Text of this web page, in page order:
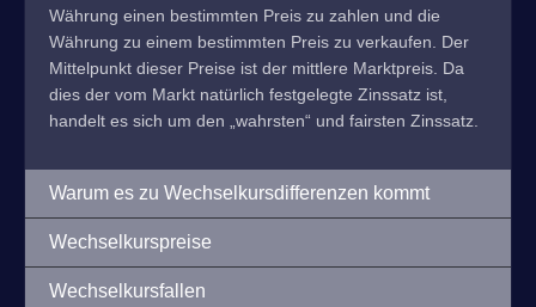
Währung einen bestimmten Preis zu zahlen und die
Währung zu einem bestimmten Preis zu verkaufen. Der
Mittelpunkt dieser Preise ist der mittlere Marktpreis. Da
dies der vom Markt natürlich festgelegte Zinssatz ist,
handelt es sich um den „wahrsten“ und fairsten Zinssatz.
Warum es zu Wechselkursdifferenzen kommt
Wechselkurspreise
Wechselkursfallen